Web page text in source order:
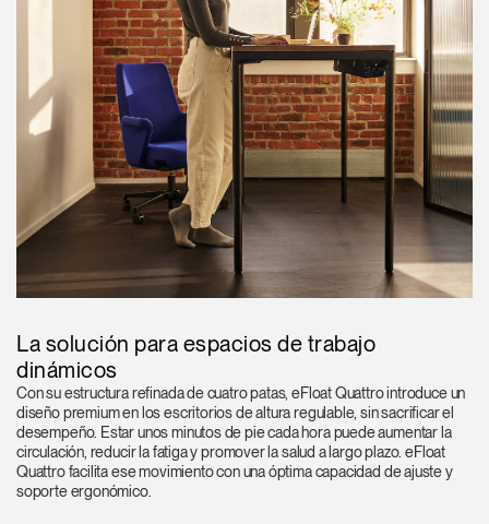
La solución para espacios de trabajo
dinámicos
Con su estructura refinada de cuatro patas, eFloat Quattro introduce un
diseño premium en los escritorios de altura regulable, sin sacrificar el
desempeño. Estar unos minutos de pie cada hora puede aumentar la
circulación, reducir la fatiga y promover la salud a largo plazo. eFloat
Quattro facilita ese movimiento con una óptima capacidad de ajuste y
soporte ergonómico.